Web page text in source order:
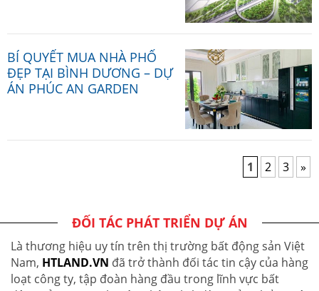
BÍ QUYẾT MUA NHÀ PHỐ
ĐẸP TẠI BÌNH DƯƠNG – DỰ
ÁN PHÚC AN GARDEN
1 2 3 »
ĐỐI TÁC PHÁT TRIỂN DỰ ÁN
Là thương hiệu uy tín trên thị trường bất động sản Việt
Nam, HTLAND.VN đã trở thành đối tác tin cậy của hàng
loạt công ty, tập đoàn hàng đầu trong lĩnh vực bất